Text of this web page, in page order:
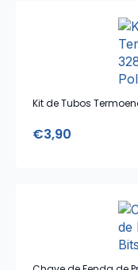
Kit de Tubos
€3,90